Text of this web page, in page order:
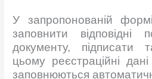
У запропонованій
заповнити відповідні
документу, підписати
цьому реєстраційні
заповнюються